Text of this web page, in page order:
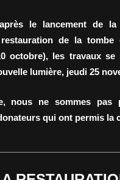
le lancement de la
de la tombe
octobre), les travaux
lumière, jeudi 25
nous ne sommes pas
qui ont permis la